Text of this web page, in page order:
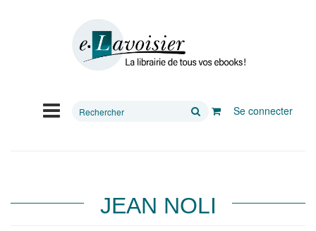
Rechercher
Se connecter
JEAN NOLI